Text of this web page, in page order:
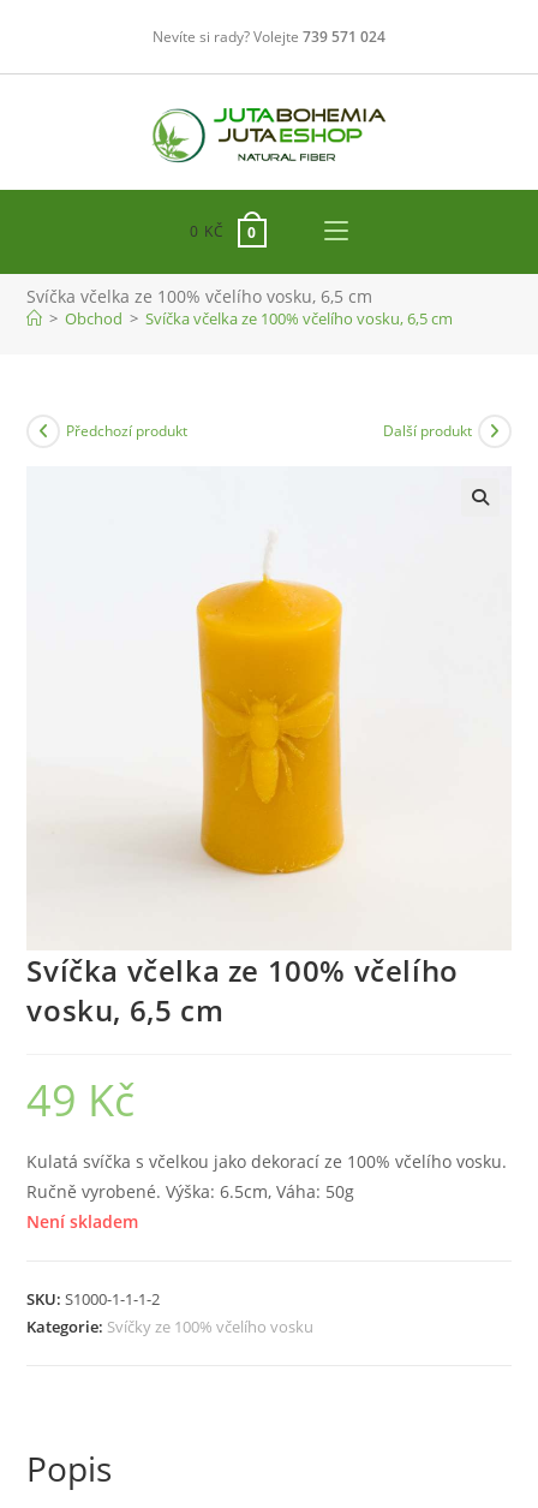
obsahu
Nevíte si rady? Volejte 739 571 024
0 KČ 0
Svíčka včelka ze 100% včelího vosku, 6,5 cm
> Obchod > Svíčka včelka ze 100% včelího vosku, 6,5 cm
Předchozí produkt Další produkt
Svíčka včelka ze 100% včelího
vosku, 6,5 cm
49 Kč
Kulatá svíčka s včelkou jako dekorací ze 100% včelího vosku.
Ručně vyrobené. Výška: 6.5cm, Váha: 50g
Není skladem
SKU:S1000-1-1-1-2
Kategorie: Svíčky ze 100% včelího vosku
Popis